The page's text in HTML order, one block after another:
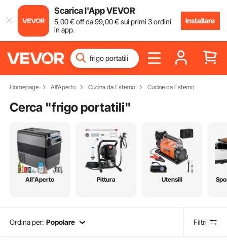
Scarica l'App VEVOR
5,00€ off da99,00€ sui primi 3 ordini
in app.
Installare
Homepage All'Aperto Cucina da Esterno Cucine da Esterno
Cerca "frigo portatili"
All'Aperto Pittura Utensili
Ordina per: Popolare Filtri